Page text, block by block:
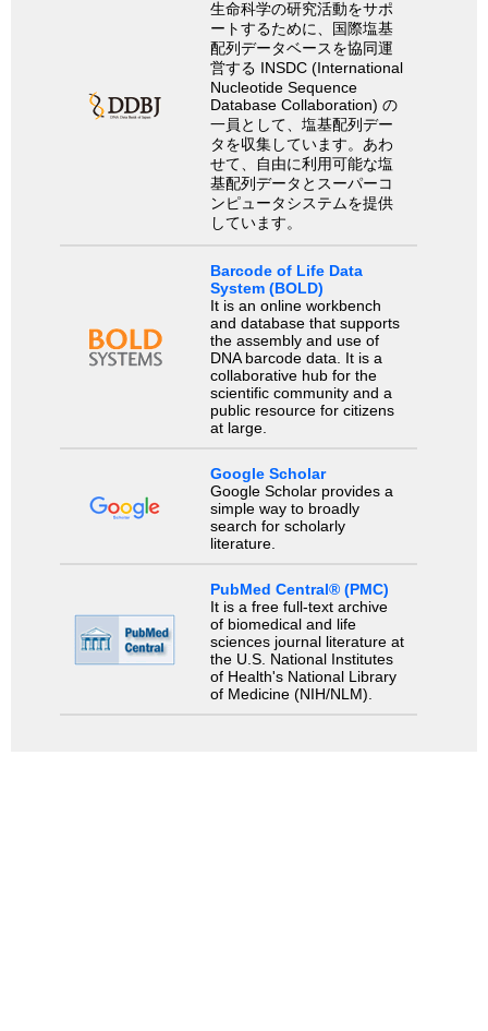
生命科学の研究活動をサポ
ートするために、国際塩基
配列データベースを協同運
営する INSDC (International
Nucleotide Sequence
Database Collaboration) の
一員として、塩基配列デー
タを収集しています。あわ
せて、自由に利用可能な塩
基配列データとスーパーコ
ンピュータシステムを提供
しています。
Barcode of Life Data
System (BOLD)
It is an online workbench
and database that supports
the assembly and use of
DNA barcode data. It is a
collaborative hub for the
scientific community and a
public resource for citizens
at large.
Google Scholar
Google Scholar provides a
simple way to broadly
search for scholarly
literature.
PubMed Central® (PMC)
It is a free full-text archive
of biomedical and life
sciences journal literature at
the U.S. National Institutes
of Health's National Library
of Medicine (NIH/NLM).